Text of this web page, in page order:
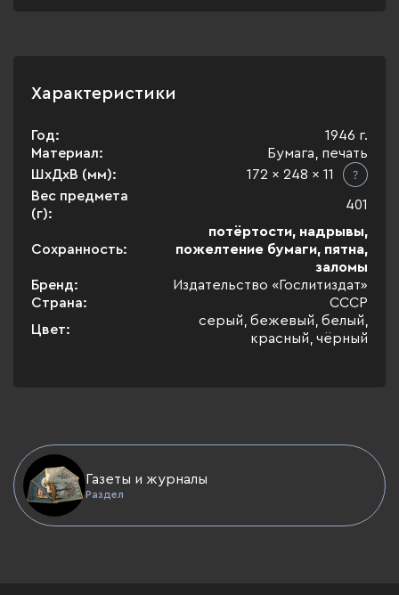
Характеристики
Год:
1946 г.
Материал:
Бумага, печать
ШхДхВ (мм):
172 x 248 x 11
Вес предмета
(г):
401
Сохранность:
потёртости, надрывы,
пожелтение бумаги, пятна,
заломы
Бренд:
Издательство «Гослитиздат»
Страна:
СССР
Цвет:
серый, бежевый, белый,
красный, чёрный
Газеты и журналы
Раздел